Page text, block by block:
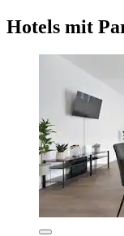
Hotels mit